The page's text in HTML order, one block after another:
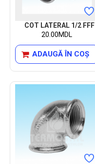
COT LATERAL 1/2 FFF
20.00MDL
ADAUGĂ ÎN COŞ